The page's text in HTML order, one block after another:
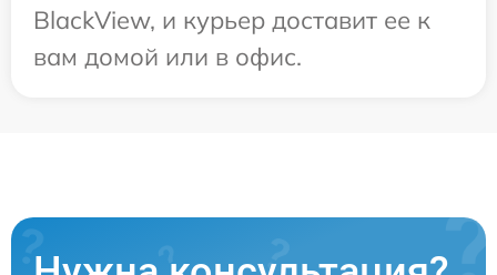
BlackView, и курьер доставит ее к
вам домой или в офис.